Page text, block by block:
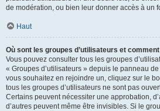
de modération, ou bien leur donner accès à un
Haut
Où sont les groupes d’utilisateurs et
Vous pouvez consulter tous les groupes
« Groupes d’utilisateurs » depuis le panneau
vous souhaitez en rejoindre un, cliquez sur le
tous les groupes d’utilisateurs ne sont pas
Certains peuvent nécessiter une approbation,
d’autres peuvent même être invisibles. Si le